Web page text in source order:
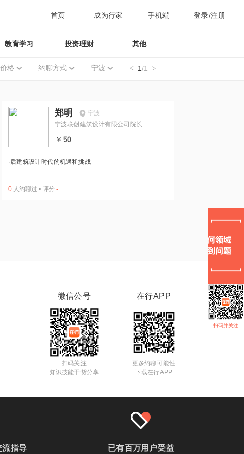
首页 成为行家 手机端 登录/注册
教育学习 投资理财 其他
格 约聊方式 宁波 1/1
郑明
宁波
宁波联创建筑设计有限公司院长
￥50
·后建筑设计时代的机遇和挑战
0 人约聊过 • 评分 -
扫码并关注
微信公号
扫码关注
知识技能干货分享
在行APP
更多约聊可能性
下载在行APP
流指导 已有百万用户受益